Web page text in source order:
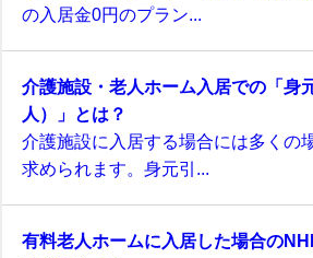
の入居金0円のプラン...
介護施設・老人ホーム入居での「身
人）」とは？
介護施設に入居する場合には多くの
求められます。身元引...
有料老人ホームに入居した場合の